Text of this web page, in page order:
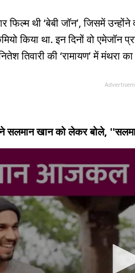
फिल्म थी ‘बेबी जॉन’, जिसमें
किया था. इन दिनों वो एमेजॉन
तिवारी की ‘रामायण’ में मंथरा
ने सलमान खान को लेकर बोले,